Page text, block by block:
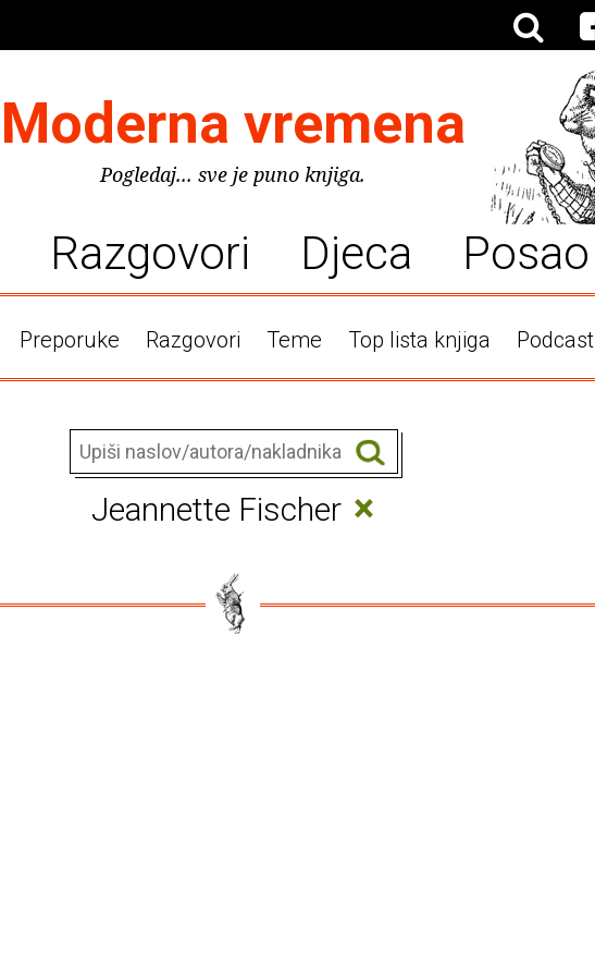
Moderna vremena
Pogledaj... sve je puno knjiga.
Razgovori Djeca Posao
Preporuke Razgovori Teme Top lista knjiga Podcast
Jeannette Fischer ×